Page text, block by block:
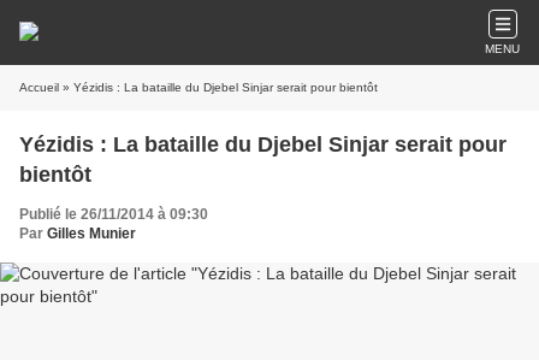
MENU
Accueil » Yézidis : La bataille du Djebel Sinjar serait pour bientôt
Yézidis : La bataille du Djebel Sinjar serait pour
bientôt
Publié le 26/11/2014 à 09:30
Par Gilles Munier